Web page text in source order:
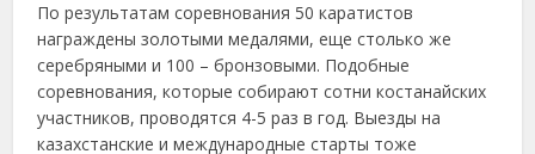
По результатам соревнования 50 каратистов
награждены золотыми медалями, еще столько же
серебряными и 100 – бронзовыми. Подобные
соревнования, которые собирают сотни костанайских
участников, проводятся 4-5 раз в год. Выезды на
казахстанские и международные старты тоже